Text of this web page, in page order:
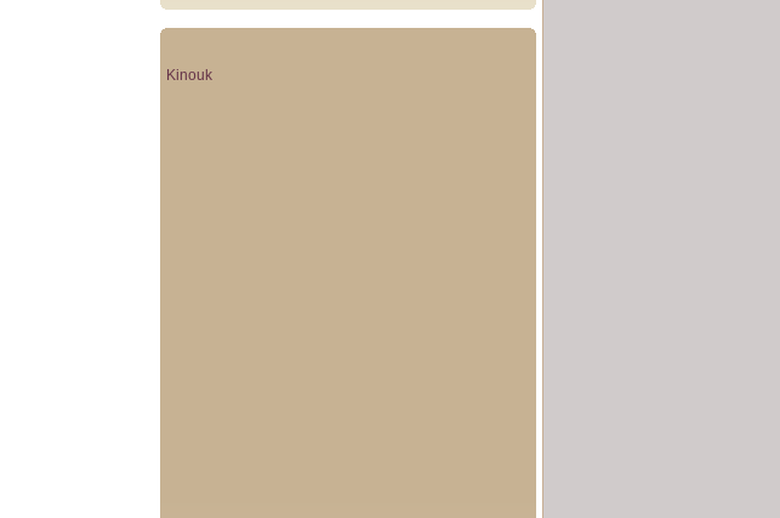
Kinouk